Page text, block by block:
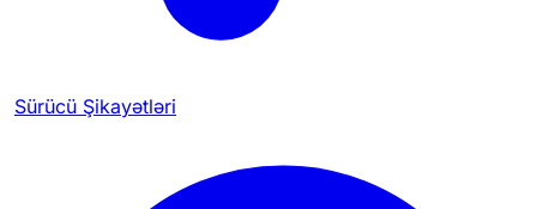
Sürücü Şikayətləri